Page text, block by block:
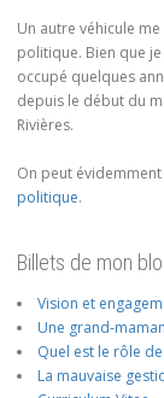
Un autre véhicule
politique. Bien que
occupé quelques
depuis le début du
Rivières.
On peut
politique.
Billets de mon
Vision et
Une grand-
Quel est le rôle
La mauvaise